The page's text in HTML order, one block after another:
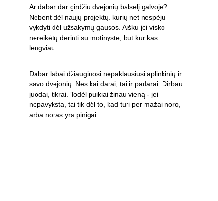
Ar dabar dar girdžiu dvejonių balselį galvoje?
Nebent dėl naujų projektų, kurių net nespėju
vykdyti dėl užsakymų gausos. Aišku jei visko
nereikėtų derinti su motinyste, būt kur kas
lengviau.
Dabar labai džiaugiuosi nepaklausiusi aplinkinių ir
savo dvejonių. Nes kai darai, tai ir padarai. Dirbau
juodai, tikrai. Todėl puikiai žinau vieną - jei
nepavyksta, tai tik dėl to, kad turi per mažai noro,
arba noras yra pinigai.